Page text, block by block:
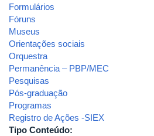
Formulários
Fóruns
Museus
Orientações sociais
Orquestra
Permanência – PBP/MEC
Pesquisas
Pós-graduação
Programas
Registro de Ações -SIEX
Tipo Conteúdo: